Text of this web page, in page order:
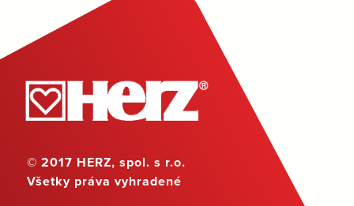
© 2017 HERZ, spol. s r.o.
Všetky práva vyhradené